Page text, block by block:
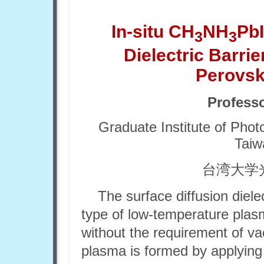
In-situ CH3NH3PbI
Dielectric
Graduate Institute of
台湾大学
The surface diffusion
type of low-temperature
without the requirement of
plasma is formed by